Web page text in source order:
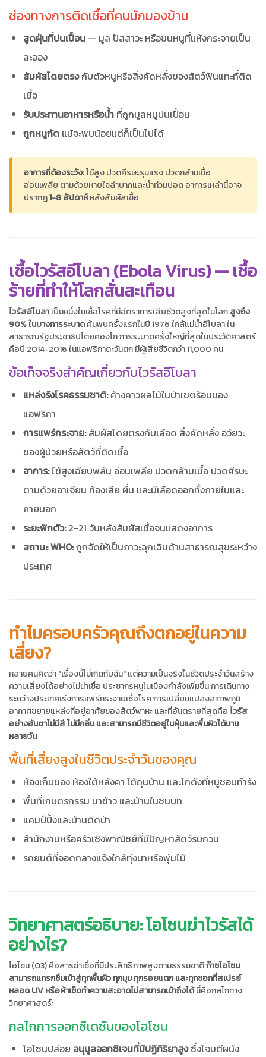
ช่องทางการติดเชื้อที่คนมักมองข้าม
สูดฝุ่นที่ปนเปื้อน — มูล ปัสสาวะ หรือขนหนูที่แห้งกระจายเป็น
ละออง
สัมผัสโดยตรงกับตัวหนูหรือสิ่งคัดหลั่งของสัตว์ฟันแทะที่ติด
เชื้อ
รับประทานอาหารหรือน้ำ ที่ถูกมูลหนูปนเปื้อน
ถูกหนูกัด แม้จะพบน้อยแต่ก็เป็นไปได้
อาการที่ต้องระวัง:ไข้สูง ปวดศีรษะรุนแรง ปวดกล้ามเนื้อ
อ่อนเพลีย ตามด้วยหายใจลำบากและน้ำท่วมปอด อาการเหล่านี้อาจ
ปรากฏ1-8 สัปดาห์หลังสัมผัสเชื้อ
เชื้อไวรัสอีโบลา (Ebola Virus) — เชื้อ
ร้ายที่ทำให้โลกสั่นสะเทือน
ไวรัสอีโบลาเป็นหนึ่งในเชื้อโรคที่มีอัตราการเสียชีวิตสูงที่สุดในโลกสูงถึง
90% ในบางการระบาดค้นพบครั้งแรกในปี 1976 ใกล้แม่น้ำอีโบลา ใน
สาธารณรัฐประชาธิปไตยคองโก การระบาดครั้งใหญ่ที่สุดในประวัติศาสตร์
คือปี 2014-2016 ในแอฟริกาตะวันตก มีผู้เสียชีวิตกว่า 11,000 คน
ข้อเท็จจริงสำคัญเกี่ยวกับไวรัสอีโบลา
แหล่งรังโรคธรรมชาติ:ค้างคาวผลไม้ในป่าเขตร้อนของ
แอฟริกา
การแพร่กระจาย:สัมผัสโดยตรงกับเลือด สิ่งคัดหลั่ง อวัยวะ
ของผู้ป่วยหรือสัตว์ที่ติดเชื้อ
อาการ:ไข้สูงเฉียบพลัน อ่อนเพลีย ปวดกล้ามเนื้อ ปวดศีรษะ
ตามด้วยอาเจียน ท้องเสีย ผื่น และมีเลือดออกทั้งภายในและ
ภายนอก
ระยะฟักตัว:2-21 วันหลังสัมผัสเชื้อจนแสดงอาการ
สถานะ WHO:ถูกจัดให้เป็นภาวะฉุกเฉินด้านสาธารณสุขระหว่าง
ประเทศ
ทำไมครอบครัวคุณถึงตกอยู่ในความ
เสี่ยง?
หลายคนคิดว่า "เรื่องนี้ไม่เกิดกับฉัน" แต่ความเป็นจริงในชีวิตประจำวันสร้าง
ความเสี่ยงได้อย่างไม่น่าเชื่อ ประชากรหนูในเมืองกำลังเพิ่มขึ้น การเดินทาง
ระหว่างประเทศเร่งการแพร่กระจายเชื้อโรค การเปลี่ยนแปลงสภาพภูมิ
อากาศขยายแหล่งที่อยู่อาศัยของสัตว์พาหะ และที่อันตรายที่สุดคือไวรัส
อย่างฮันตาไม่มีสี ไม่มีกลิ่น และสามารถมีชีวิตอยู่ในฝุ่นและพื้นผิวได้นาน
หลายวัน
พื้นที่เสี่ยงสูงในชีวิตประจำวันของคุณ
ห้องเก็บของ ห้องใต้หลังคา ใต้ถุนบ้าน และโกดังที่หนูชอบทำรัง
พื้นที่เกษตรกรรม นาข้าว และบ้านในชนบท
แคมป์ปิ้งและบ้านติดป่า
สำนักงานหรือครัวเชิงพาณิชย์ที่มีปัญหาสัตว์รบกวน
รถยนต์ที่จอดกลางแจ้งใกล้ทุ่งนาหรือพุ่มไม้
วิทยาศาสตร์อธิบาย: โอโซนฆ่าไวรัสได้
อย่างไร?
โอโซน (O3) คือสารฆ่าเชื้อที่มีประสิทธิภาพสูงตามธรรมชาติก๊าซโอโซน
สามารถแทรกซึมเข้าสู่ทุกพื้นผิว ทุกมุม ทุกรอยแตก และทุกซอกที่สเปรย์
หลอด UV หรือผ้าเช็ดทำความสะอาดไม่สามารถเข้าถึงได้นี่คือกลไกทาง
วิทยาศาสตร์:
กลไกการออกซิเดชันของโอโซน
โอโซนปล่อย อนุมูลออกซิเจนที่มีปฏิกิริยาสูงซึ่งโจมตีผนัง